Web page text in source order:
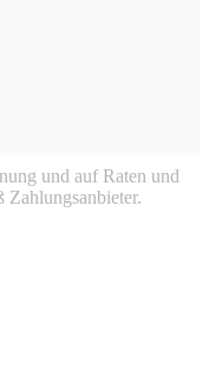
und auf Raten und